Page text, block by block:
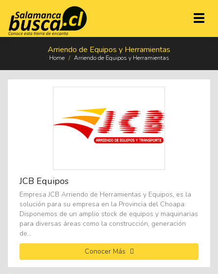
Arriendo de Equipos y Herramientas
Home / Arriendo de Equipos y Herramientas
JCB Equipos
Empresa JCB Arriendo de Herramientas y Equipos, es la
solución para su empresa en la Provincia del Choapa.
Disponemos de un amplio stock de equipos y maquinarias
para diversas áreas como la construcción, generación
de...
Conocer Más